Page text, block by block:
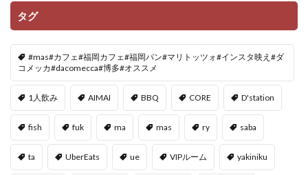
タグ
#mas#カフェ#福岡カフェ#福岡パン#マリトッツォ#インスタ映え#ダ
コメッカ#dacomecca#博多#オススメ
1人飲み AIMAI BBQ CORE D'station
fish fuk ma mas ry saba
ta UberEats ue VIPルーム yakiniku